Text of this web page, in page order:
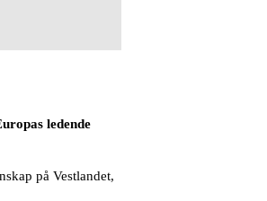
ledende
på Vestlandet,